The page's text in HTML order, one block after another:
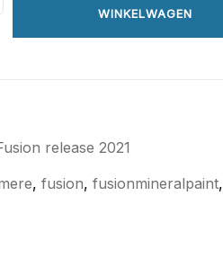
WINKELWAGEN
release 2021
, fusion, fusionmineralpaint,